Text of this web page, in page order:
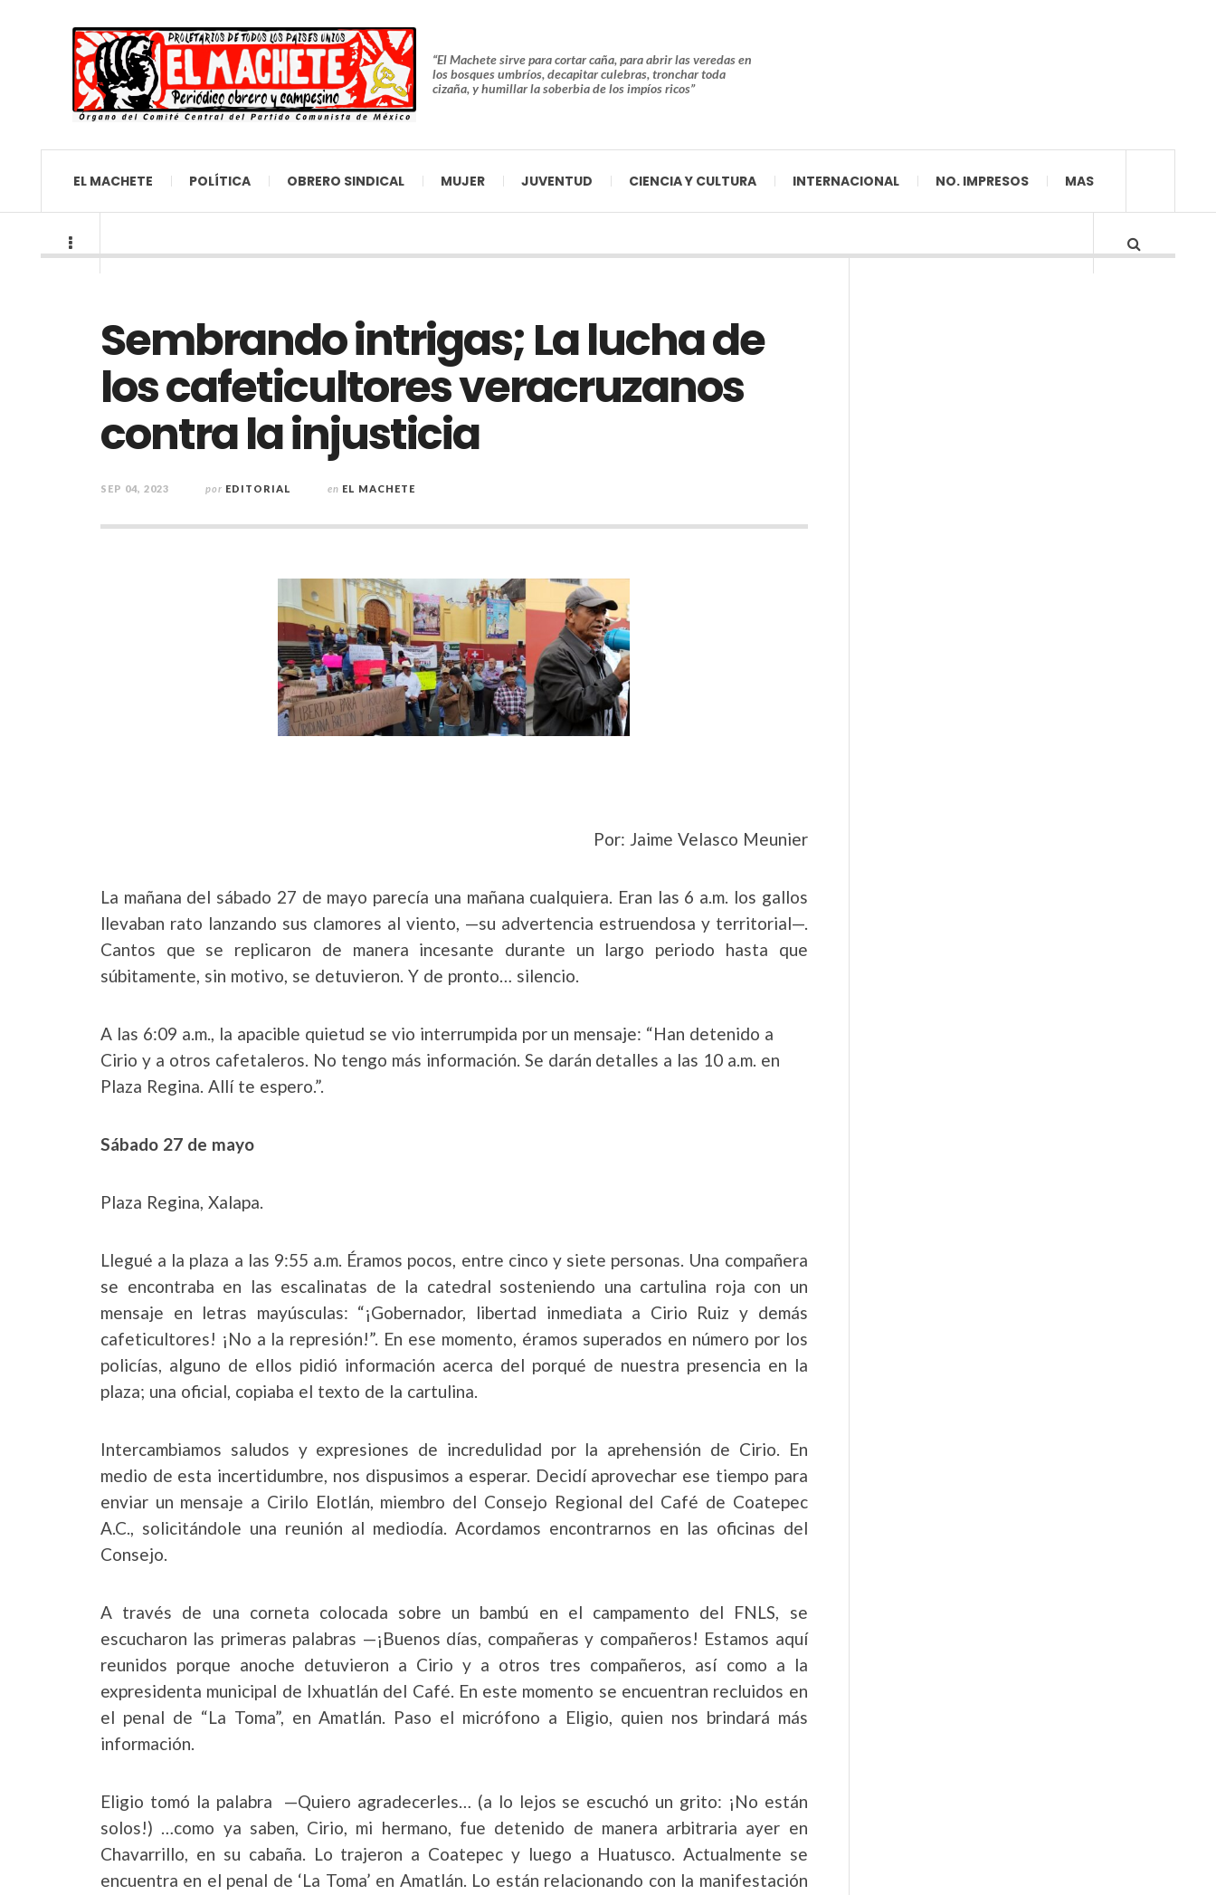
“El Machete sirve para cortar caña, para abrir las veredas en
los bosques umbríos, decapitar culebras, tronchar toda
cizaña, y humillar la soberbia de los impíos ricos”
EL MACHETE POLÍTICA OBRERO SINDICAL MUJER JUVENTUD CIENCIA Y CULTURA INTERNACIONAL NO. IMPRESOS MAS
Sembrando intrigas; La lucha de
los cafeticultores veracruzanos
contra la injusticia
SEP 04, 2023 por EDITORIAL en EL MACHETE
Por: Jaime Velasco Meunier
La mañana del sábado 27 de mayo parecía una mañana cualquiera. Eran las 6 a.m. los gallos
llevaban rato lanzando sus clamores al viento, —su advertencia estruendosa y territorial—.
Cantos que se replicaron de manera incesante durante un largo periodo hasta que
súbitamente, sin motivo, se detuvieron. Y de pronto… silencio.
A las 6:09 a.m., la apacible quietud se vio interrumpida por un mensaje: “Han detenido a
Cirio y a otros cafetaleros. No tengo más información. Se darán detalles a las 10 a.m. en
Plaza Regina. Allí te espero.”.
Sábado 27 de mayo
Plaza Regina, Xalapa.
Llegué a la plaza a las 9:55 a.m. Éramos pocos, entre cinco y siete personas. Una compañera
se encontraba en las escalinatas de la catedral sosteniendo una cartulina roja con un
mensaje en letras mayúsculas: “¡Gobernador, libertad inmediata a Cirio Ruiz y demás
cafeticultores! ¡No a la represión!”. En ese momento, éramos superados en número por los
policías, alguno de ellos pidió información acerca del porqué de nuestra presencia en la
plaza; una oficial, copiaba el texto de la cartulina.
Intercambiamos saludos y expresiones de incredulidad por la aprehensión de Cirio. En
medio de esta incertidumbre, nos dispusimos a esperar. Decidí aprovechar ese tiempo para
enviar un mensaje a Cirilo Elotlán, miembro del Consejo Regional del Café de Coatepec
A.C., solicitándole una reunión al mediodía. Acordamos encontrarnos en las oficinas del
Consejo.
A través de una corneta colocada sobre un bambú en el campamento del FNLS, se
escucharon las primeras palabras —¡Buenos días, compañeras y compañeros! Estamos aquí
reunidos porque anoche detuvieron a Cirio y a otros tres compañeros, así como a la
expresidenta municipal de Ixhuatlán del Café. En este momento se encuentran recluidos en
el penal de “La Toma”, en Amatlán. Paso el micrófono a Eligio, quien nos brindará más
información.
Eligio tomó la palabra —Quiero agradecerles… (a lo lejos se escuchó un grito: ¡No están
solos!) …como ya saben, Cirio, mi hermano, fue detenido de manera arbitraria ayer en
Chavarrillo, en su cabaña. Lo trajeron a Coatepec y luego a Huatusco. Actualmente se
encuentra en el penal de ‘La Toma’ en Amatlán. Lo están relacionando con la manifestación